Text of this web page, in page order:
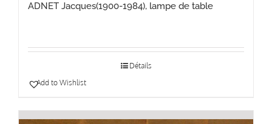
ADNET Jacques(1900-1984), lampe de table
Détails
Add to Wishlist